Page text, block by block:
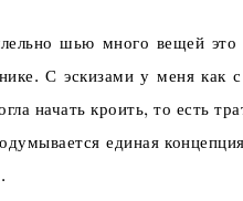
шью много вещей это
С эскизами у меня
начать кроить, то есть
единая концепция